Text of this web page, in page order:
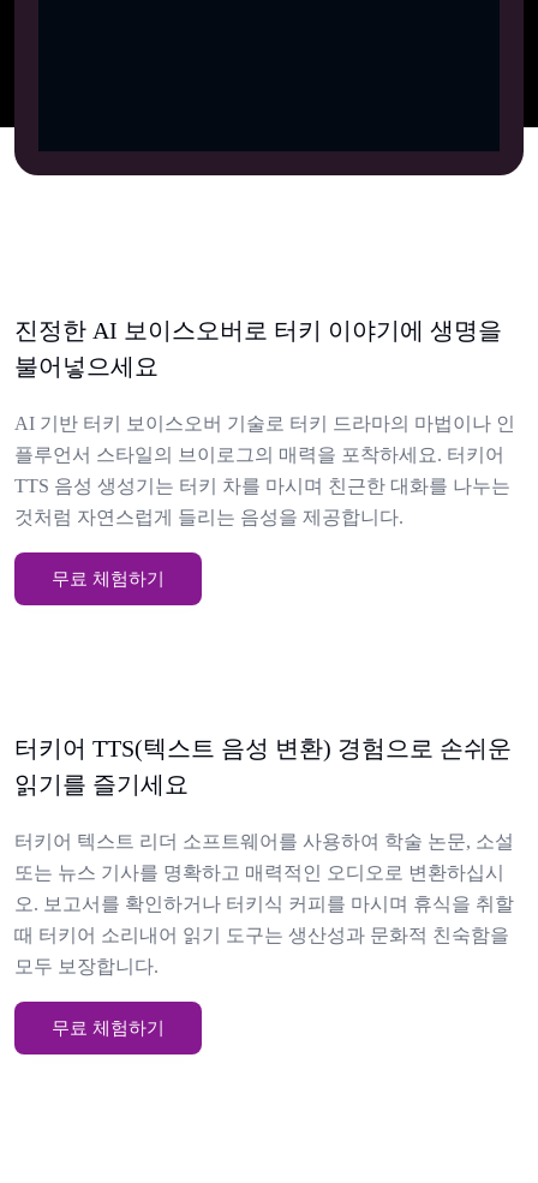
진정한 AI 보이스오버로 터키 이야기에 생명을
불어넣으세요
AI 기반 터키 보이스오버 기술로 터키 드라마의 마법이나 인
플루언서 스타일의 브이로그의 매력을 포착하세요. 터키어
TTS 음성 생성기는 터키 차를 마시며 친근한 대화를 나누는
것처럼 자연스럽게 들리는 음성을 제공합니다.
무료 체험하기
터키어 TTS(텍스트 음성 변환) 경험으로 손쉬운
읽기를 즐기세요
터키어 텍스트 리더 소프트웨어를 사용하여 학술 논문, 소설
또는 뉴스 기사를 명확하고 매력적인 오디오로 변환하십시
오. 보고서를 확인하거나 터키식 커피를 마시며 휴식을 취할
때 터키어 소리내어 읽기 도구는 생산성과 문화적 친숙함을
모두 보장합니다.
무료 체험하기